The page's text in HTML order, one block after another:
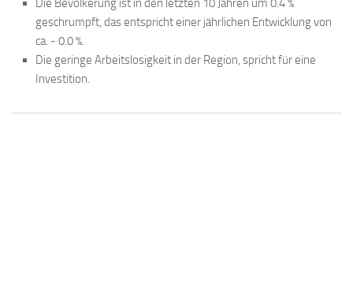
Die Bevölkerung ist in den letzten 10 Jahren um 0.4 %
geschrumpft, das entspricht einer jährlichen Entwicklung von
ca. - 0.0 %.
Die geringe Arbeitslosigkeit in der Region, spricht für eine
Investition.